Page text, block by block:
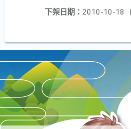
下架日期： 2010-10-18
|